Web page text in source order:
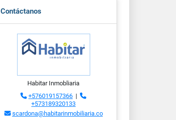
Contáctanos
Habitar Inmobliaria
+576019157366 |
+573189320133
scardona@habitarinmobiliaria.co